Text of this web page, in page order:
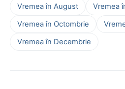
Vremea în August
Vremea
Vremea în Octombrie
Vremea în Decembrie